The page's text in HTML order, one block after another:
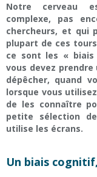
Notre cerveau
complexe, pas
chercheurs, et qui
plupart de ces
ce sont les «
vous devez prendre
dépêcher, quand
lorsque vous
de les connaître
petite sélection
utilise les écrans.
Un biais